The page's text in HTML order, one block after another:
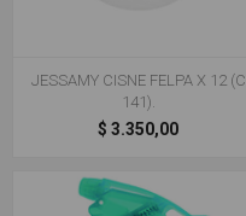
JESSAMY CISNE FELPA X 12 (C
141).
$ 3.350,00